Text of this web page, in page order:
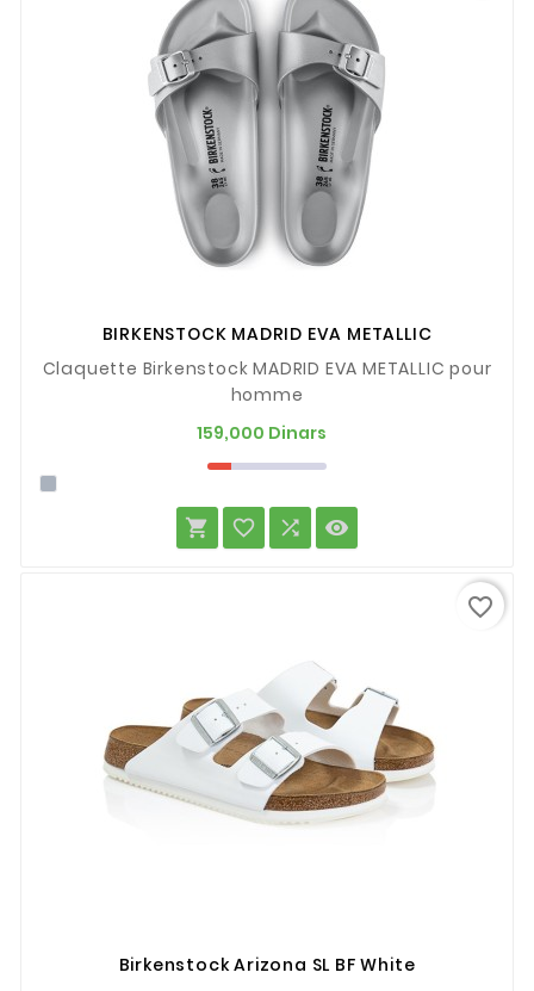
BIRKENSTOCK MADRID EVA METALLIC
Claquette Birkenstock MADRID EVA METALLIC pour
homme
159,000 Dinars
   
Birkenstock Arizona SL BF White
favorite_border